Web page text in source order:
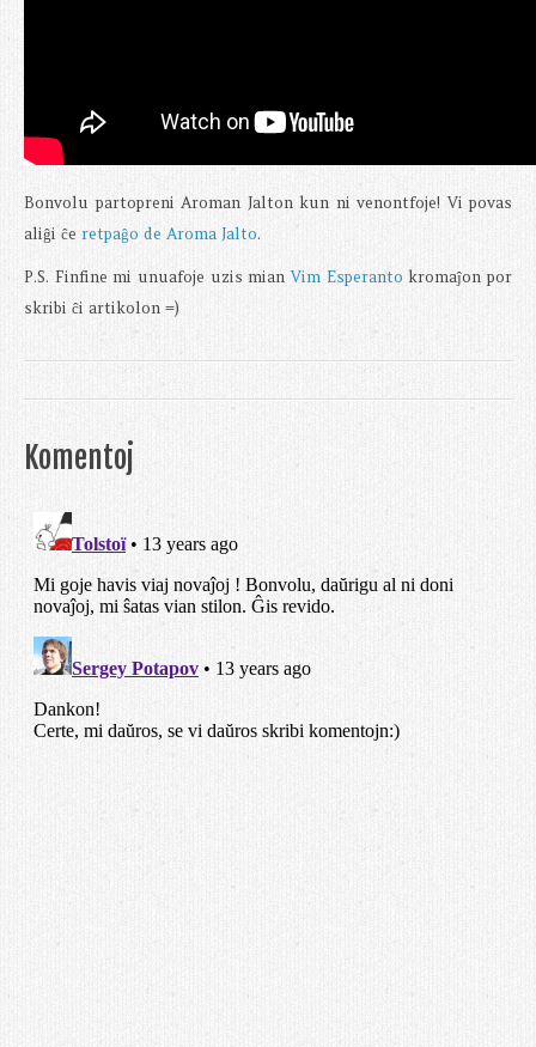
Bonvolu partopreni Aroman Jalton kun ni venontfoje! Vi povas
aliĝi ĉe retpaĝo de Aroma Jalto.
P.S. Finfine mi unuafoje uzis mianVim Esperanto kromaĵon por
skribi ĉi artikolon =)
Komentoj